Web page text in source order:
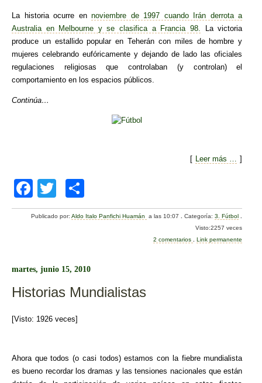
La historia ocurre ennoviembre de 1997 cuando Irán derrota a
Australia en Melbourne y se clasifica a Francia 98. La victoria
produce un estallido popular en Teherán con miles de hombre y
mujeres celebrando eufóricamente y dejando de lado las oficiales
regulaciones religiosas que controlaban (y controlan) el
comportamiento en los espacios públicos.
Continúa…
[ Leer más … ]
F
a
b
o
k
wi
tt
o
m
ar
Publicado por:Aldo Italo Panfichi Huamán a las 10:07 .Categoría:3. Fútbol
Visto:2257 veces
2 comentarios
Link permanente
martes, junio 15, 2010
Historias Mundialistas
[Visto: 1926 veces]
Ahora que todos (o casi todos) estamos con la fiebre mundialista
es bueno recordar los dramas y las tensiones nacionales que están